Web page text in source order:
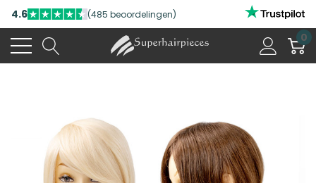
4.6 (485 beoordelingen)
0